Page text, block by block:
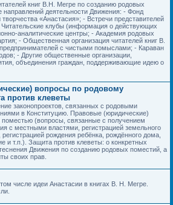
книг В.Н. Мегре по созданию родовых
деятельности Движения: - Фонд
«Анастасия»; - Встречи представителей
клубы (информация о действующих
аналитические центры; - Академия родовых
- Общественная организация читателей книг В.
с чистыми помыслами; - Караван
- Другие общественные организации,
объединения граждан, поддерживающие идею о
вопросы по родовому
против клеветы
законопроектов, связанных с родовыми
в Конституцию. Правовые (юридические)
(вопросы, связанные с получением
с местными властями, регистрацией земельного
рождения ребёнка, рождённого дома,
и т.п.). Защита против клеветы: о конкретных
Движения по созданию родовых поместий, а
своих прав.
числе идеи Анастасии в книгах В. Н. Мегре.